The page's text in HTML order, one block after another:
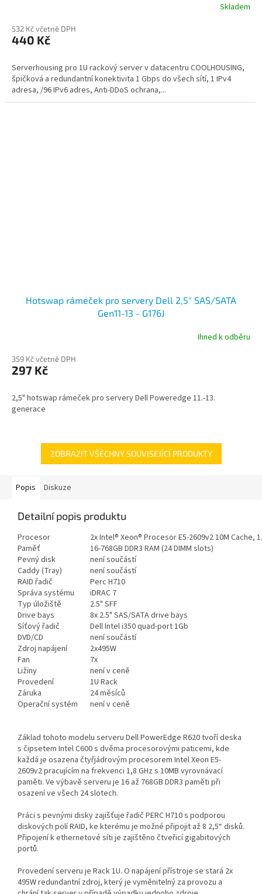
Skladem
532 Kč včetně DPH
440 Kč
Serverhousing pro 1U rackový server v datacentru COOLHOUSING,
špičková a redundantní konektivita 1 Gbps do všech sítí, 1 IPv4
adresa, /96 IPv6 adres, Anti-DDoS ochrana,...
Hotswap rámeček pro servery Dell 2,5" SAS/SATA
Gen11-13 - G176J
Ihned k odběru
359 Kč včetně DPH
297 Kč
2,5" hotswap rámeček pro servery Dell Poweredge 11.-13.
generace
ZOBRAZIT VŠECHNY SOUVISEJÍCÍ PRODUKTY
Popis Diskuze
Detailní popis produktu
Procesor
2x Intel® Xeon® Procesor E5-2609v2 10M Cache,
Paměť
16-768GB DDR3 RAM (24 DIMM slots)
Pevný disk
není součástí
Caddy (Tray)
není součástí
RAID řadič
Perc H710
Správa systému
iDRAC 7
Typ úložiště
2.5" SFF
Drive bays
8x 2.5" SAS/SATA drive bays
Síťový řadič
Dell Intel i350 quad-port 1Gb
DVD/CD
není součástí
Zdroj napájení
2x495W
Fan
7x
Ližiny
není v ceně
Provedení
1U Rack
Záruka
24 měsíců
Operační systém
není v ceně
Základ tohoto modelu serveru Dell PowerEdge R620 tvoří deska
s čipsetem Intel C600 s dvěma procesorovými paticemi, kde
každá je osazena čtyřjádrovým procesorem Intel Xeon E5-
2609v2 pracujícím na frekvenci 1,8 GHz s 10MB vyrovnávací
paměti. Ve výbavě serveru je 16 až 768GB DDR3 paměti při
osazení ve všech 24 slotech.
Práci s pevnými disky zajišťuje řadič PERC H710 s podporou
diskových polí RAID, ke kterému je možné připojit až 8 2,5“ disků.
Připojení k ethernetové síti je zajištěno čtveřicí gigabitových
portů.
Provedení serveru je Rack 1U. O napájení přístroje se stará 2x
495W redundantní zdroj, který je vyměnitelný za provozu a